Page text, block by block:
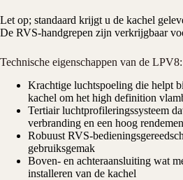
Let op; standaard krijgt u de kachel
De RVS-handgrepen zijn verkrijgbaar
Technische eigenschappen van de LPV8:
Krachtige luchtspoeling die helpt
kachel om het high definition
Tertiair luchtprofileringssysteem
verbranding en een hoog
Robuust RVS-
gebruiksgemak
Boven- en achteraansluiting wat
installeren van de kachel